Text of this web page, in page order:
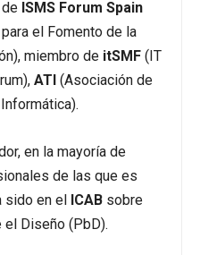
ISMS Forum Spain
el Fomento de la
miembro de itSMF (IT
ATI (Asociación de
en la mayoría de
de las que es
sido en el ICAB sobre
Diseño (PbD).